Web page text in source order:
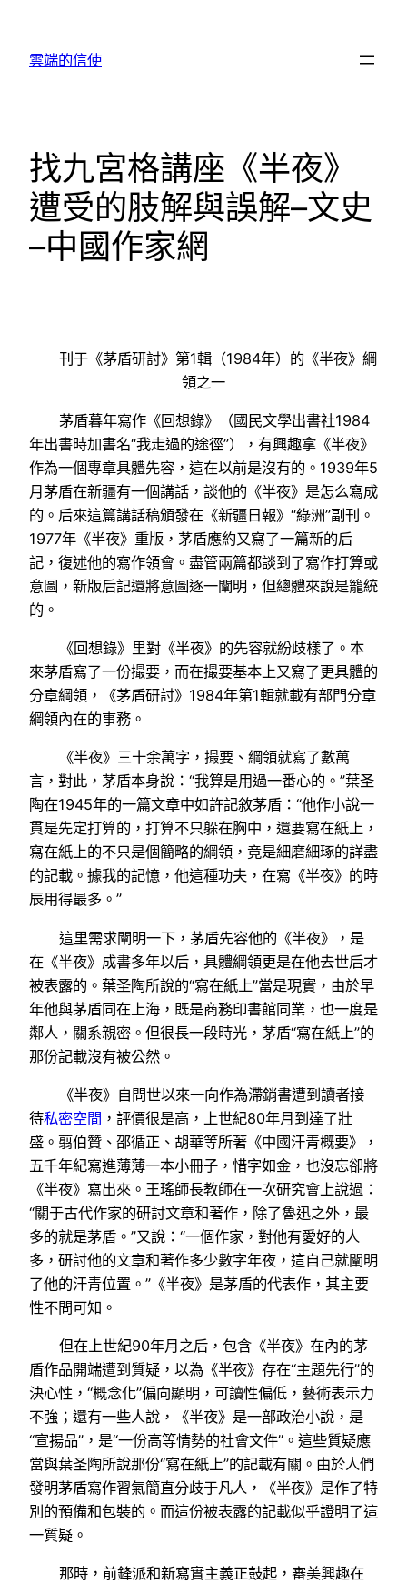
雲端的信使
找九宮格講座《半夜》
遭受的肢解與誤解–文史
–中國作家網
刊于《茅盾研討》第1輯（1984年）的《半夜》綱
領之一
茅盾暮年寫作《回想錄》（國民文學出書社1984
年出書時加書名“我走過的途徑”），有興趣拿《半夜》
作為一個專章具體先容，這在以前是沒有的。1939年5
月茅盾在新疆有一個講話，談他的《半夜》是怎么寫成
的。后來這篇講話稿頒發在《新疆日報》“綠洲”副刊。
1977年《半夜》重版，茅盾應約又寫了一篇新的后
記，復述他的寫作領會。盡管兩篇都談到了寫作打算或
意圖，新版后記還將意圖逐一闡明，但總體來說是籠統
的。
《回想錄》里對《半夜》的先容就紛歧樣了。本
來茅盾寫了一份撮要，而在撮要基本上又寫了更具體的
分章綱領，《茅盾研討》1984年第1輯就載有部門分章
綱領內在的事務。
《半夜》三十余萬字，撮要、綱領就寫了數萬
言，對此，茅盾本身說：“我算是用過一番心的。”葉圣
陶在1945年的一篇文章中如許記敘茅盾：“他作小說一
貫是先定打算的，打算不只躲在胸中，還要寫在紙上，
寫在紙上的不只是個簡略的綱領，竟是細磨細琢的詳盡
的記載。據我的記憶，他這種功夫，在寫《半夜》的時
辰用得最多。”
這里需求闡明一下，茅盾先容他的《半夜》，是
在《半夜》成書多年以后，具體綱領更是在他去世后才
被表露的。葉圣陶所說的“寫在紙上”當是現實，由於早
年他與茅盾同在上海，既是商務印書館同業，也一度是
鄰人，關系親密。但很長一段時光，茅盾“寫在紙上”的
那份記載沒有被公然。
《半夜》自問世以來一向作為滯銷書遭到讀者接
待私密空間 ，評價很是高，上世紀80年月到達了壯
盛。翦伯贊、邵循正、胡華等所著《中國汗青概要》，
五千年紀寫進薄薄一本小冊子，惜字如金，也沒忘卻將
《半夜》寫出來。王瑤師長教師在一次研究會上說過：
“關于古代作家的研討文章和著作，除了魯迅之外，最
多的就是茅盾。”又說：“一個作家，對他有愛好的人
多，研討他的文章和著作多少數字年夜，這自己就闡明
了他的汗青位置。”《半夜》是茅盾的代表作，其主要
性不問可知。
但在上世紀90年月之后，包含《半夜》在內的茅
盾作品開端遭到質疑，以為《半夜》存在“主題先行”的
決心性，“概念化”偏向顯明，可讀性偏低，藝術表示力
不強；還有一些人說，《半夜》是一部政治小說，是
“宣揚品”，是“一份高等情勢的社會文件”。這些質疑應
當與葉圣陶所說那份“寫在紙上”的記載有關。由於人們
發明茅盾寫作習氣簡直分歧于凡人，《半夜》是作了特
別的預備和包裝的。而這份被表露的記載似乎證明了這
一質疑。
那時，前鋒派和新寫實主義正鼓起，審美興趣在